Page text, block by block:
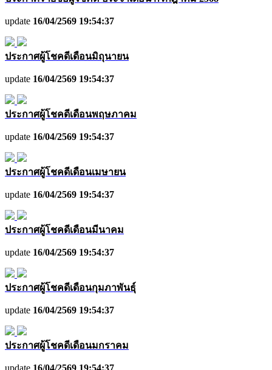
update 16/04/2569 19:54:37
ประกาศผู้โชคดีเดือนมิถุนายน
update 16/04/2569 19:54:37
ประกาศผู้โชคดีเดือนพฤษภาคม
update 16/04/2569 19:54:37
ประกาศผู้โชคดีเดือนเมษายน
update 16/04/2569 19:54:37
ประกาศผู้โชคดีเดือนมีนาคม
update 16/04/2569 19:54:37
ประกาศผู้โชคดีเดือนกุมภาพันธุ์
update 16/04/2569 19:54:37
ประกาศผู้โชคดีเดือนมกราคม